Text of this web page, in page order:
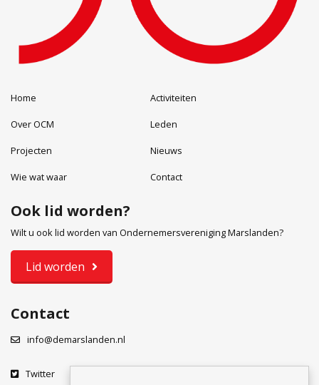
Home Activiteiten
Over OCM Leden
Projecten Nieuws
Wie wat waar Contact
Ook lid worden?
Wilt u ook lid worden van Ondernemersvereniging Marslanden?
Lid worden
Contact
info@demarslanden.nl
Twitter